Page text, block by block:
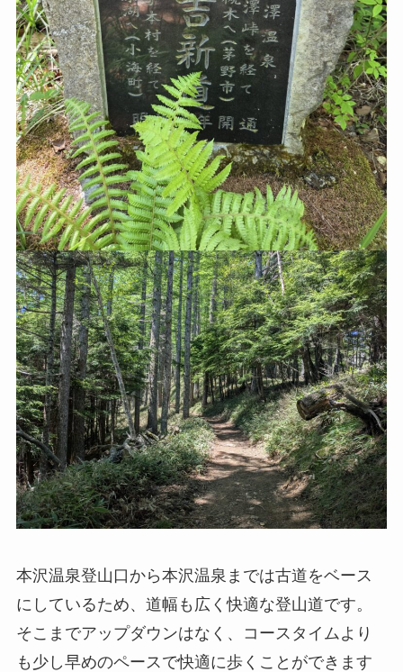
本沢温泉登山口から本沢温泉までは古道をベース
にしているため、道幅も広く快適な登山道です。
そこまでアップダウンはなく、コースタイムより
も少し早めのペースで快適に歩くことができます